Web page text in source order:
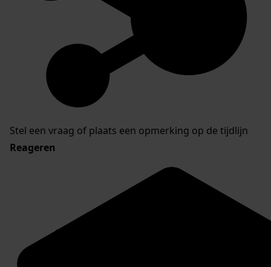
Stel een vraag of plaats een opmerking op de tijdlijn
Reageren